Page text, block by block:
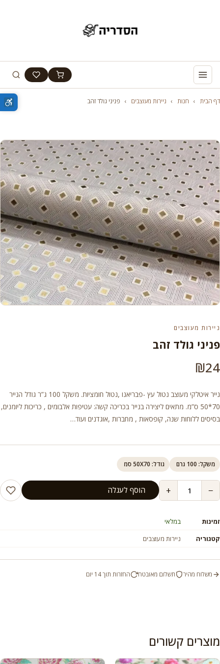
דף הבית › חנות › ניירות מעוצבים › פניני גולד זהב
ניירות מעוצבים
פניני גולד זהב
₪24
נייר איטלקי מעוצב נטול עץ -פבריאנו ,נטול חומציות. משקל 100 ג”ר גודל הנייר
70*50 ס”מ. מתאים ליצירה בנייר בכריכה קשה: עטיפות אלבומים , כריכות ליומנים,
בסיסים ללוחות שנה, קופסאות , מחברות ,אוגדנים ועוד…
משקל: 100 גרם גודל: 50X70 סמ
−
+ הוסף לעגלה
זמינות
במלאי
קטגוריה
ניירות מעוצבים
משלוח מהיר תשלום מאובטח החזרות תוך 14 יום
מוצרים קשורים